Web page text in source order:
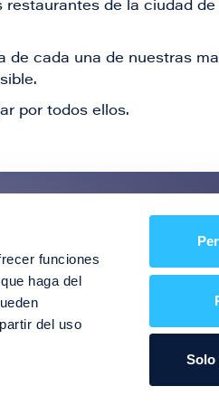
funciones
haga del
del uso
Solo
de la ciudad
cada una de nuestras
por todos ellos.
y mucho más